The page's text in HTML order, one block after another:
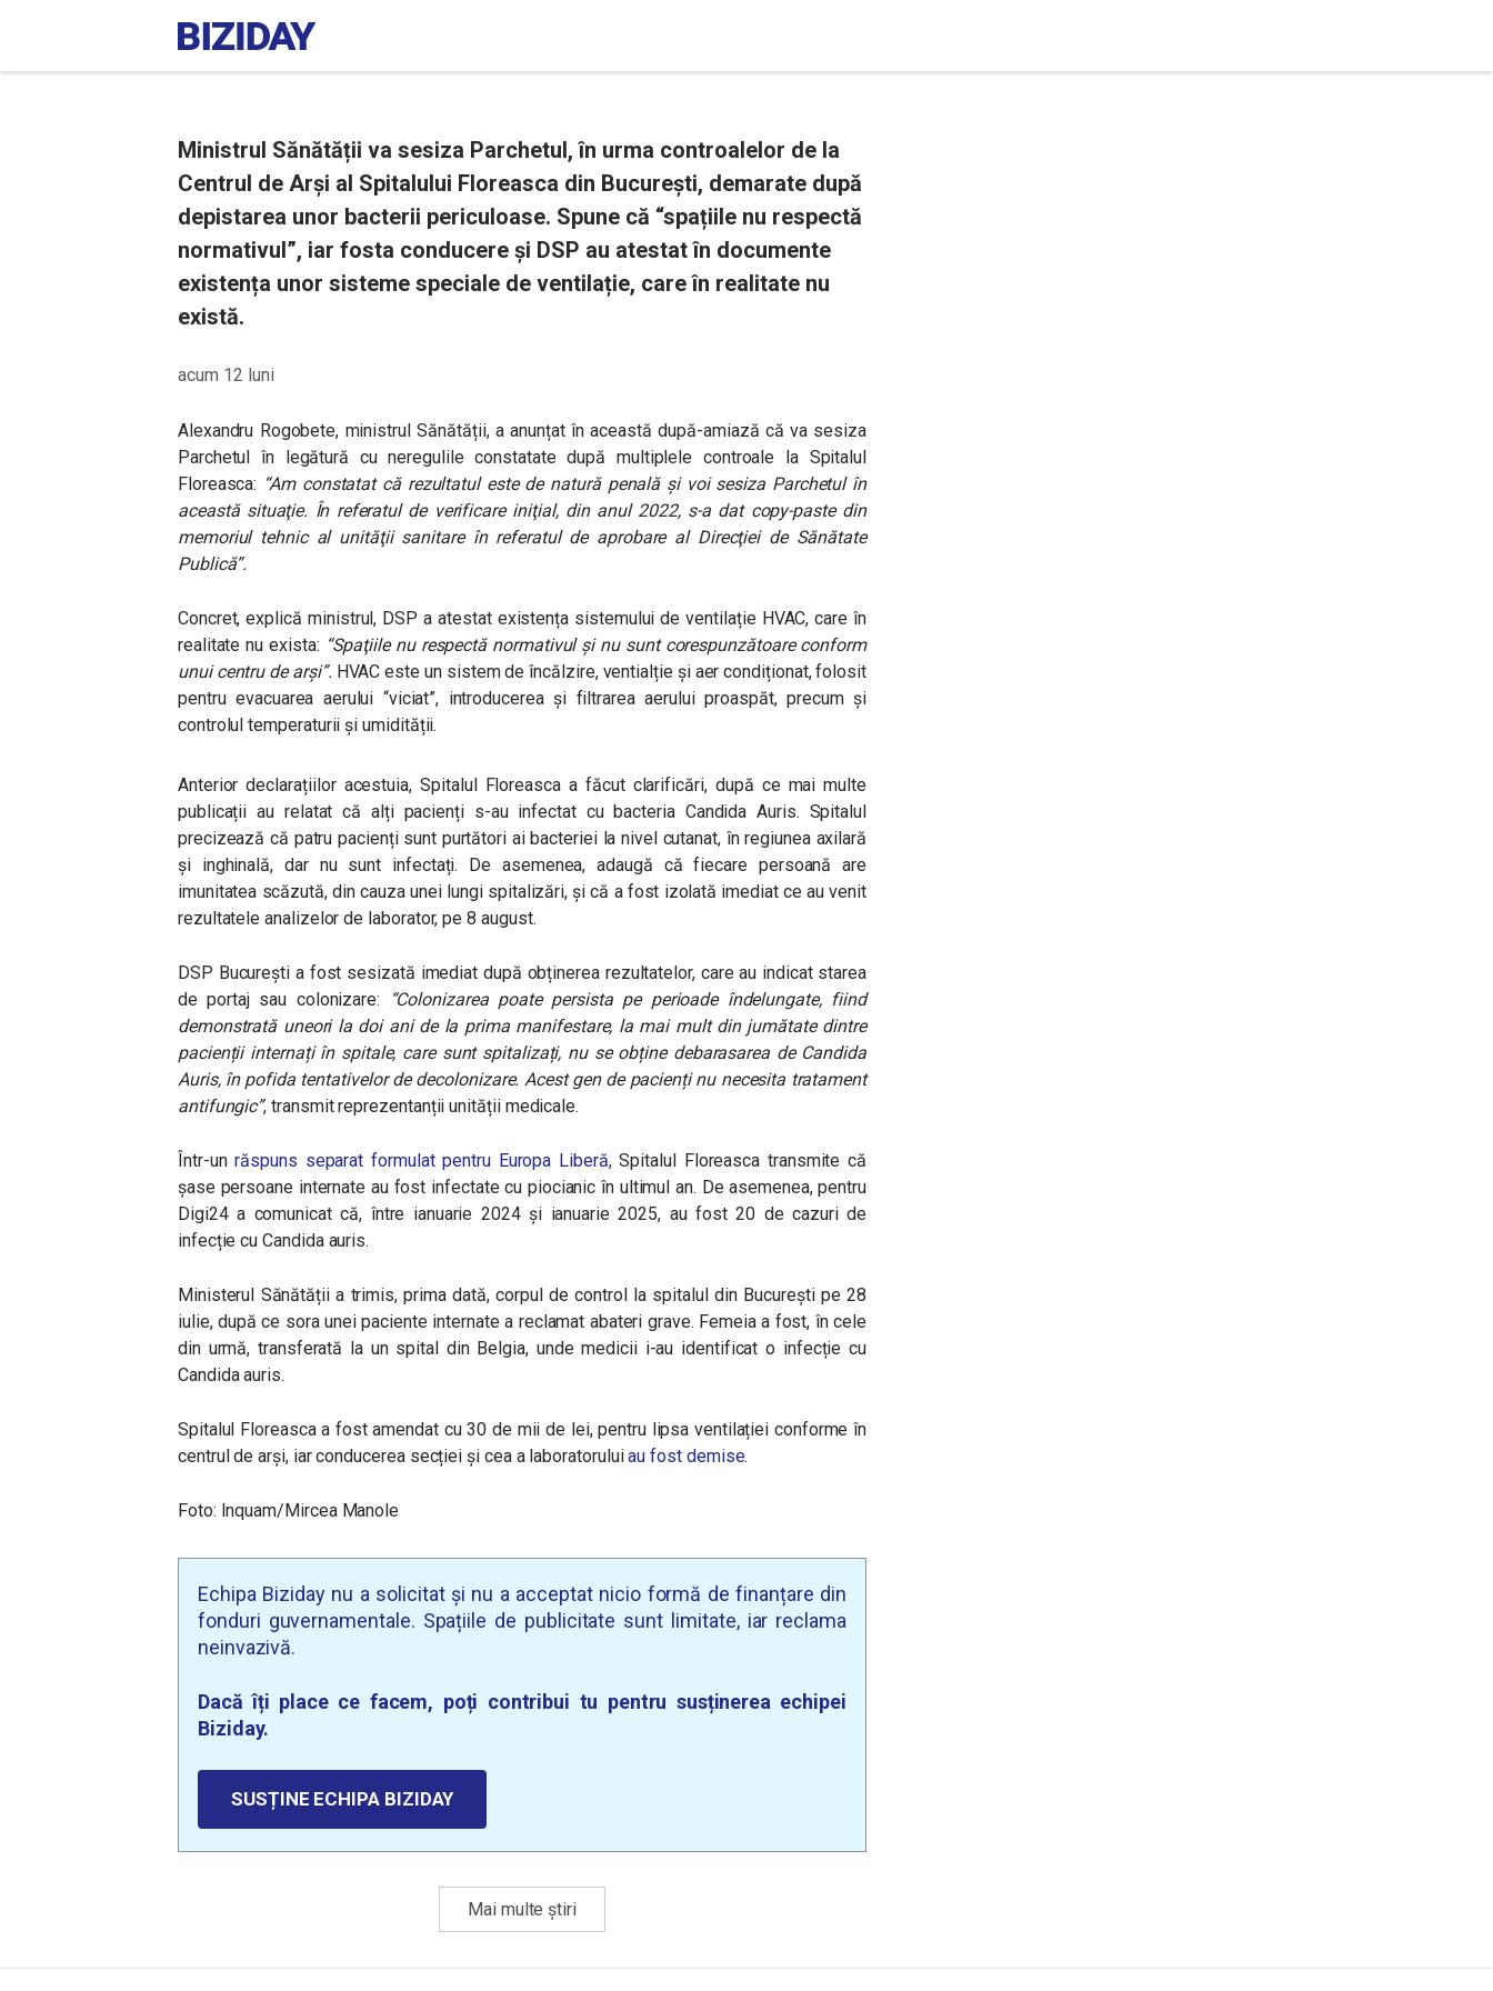
Ministrul Sănătății va sesiza Parchetul, în urma controalelor de la
Centrul de Arși al Spitalului Floreasca din București, demarate după
depistarea unor bacterii periculoase. Spune că “spațiile nu respectă
normativul”, iar fosta conducere și DSP au atestat în documente
existența unor sisteme speciale de ventilație, care în realitate nu
există.
acum 12 luni
Alexandru Rogobete, ministrul Sănătății, a anunțat în această după-amiază că va sesiza
Parchetul în legătură cu neregulile constatate după multiplele controale la Spitalul
Floreasca: “Am constatat că rezultatul este de natură penală şi voi sesiza Parchetul în
această situaţie. În referatul de verificare iniţial, din anul 2022, s-a dat copy-paste din
memoriul tehnic al unităţii sanitare în referatul de aprobare al Direcţiei de Sănătate
Publică”.
Concret, explică ministrul, DSP a atestat existența sistemului de ventilație HVAC, care în
realitate nu exista: “Spaţiile nu respectă normativul şi nu sunt corespunzătoare conform
unui centru de arşi”. HVAC este un sistem de încălzire, ventialție și aer condiționat, folosit
pentru evacuarea aerului “viciat”, introducerea și filtrarea aerului proaspăt, precum și
controlul temperaturii și umidității.
Anterior declarațiilor acestuia, Spitalul Floreasca a făcut clarificări, după ce mai multe
publicații au relatat că alți pacienți s-au infectat cu bacteria Candida Auris. Spitalul
precizează că patru pacienți sunt purtători ai bacteriei la nivel cutanat, în regiunea axilară
și inghinală, dar nu sunt infectați. De asemenea, adaugă că fiecare persoană are
imunitatea scăzută, din cauza unei lungi spitalizări, și că a fost izolată imediat ce au venit
rezultatele analizelor de laborator, pe 8 august.
DSP București a fost sesizată imediat după obținerea rezultatelor, care au indicat starea
de portaj sau colonizare: “Colonizarea poate persista pe perioade îndelungate, fiind
demonstrată uneori la doi ani de la prima manifestare, la mai mult din jumătate dintre
pacienții internați în spitale, care sunt spitalizați, nu se obține debarasarea de Candida
Auris, în pofida tentativelor de decolonizare. Acest gen de pacienți nu necesita tratament
antifungic”, transmit reprezentanții unității medicale.
Într-unrăspuns separat formulat pentru Europa Liberă, Spitalul Floreasca transmite că
șase persoane internate au fost infectate cu piocianic în ultimul an. De asemenea, pentru
Digi24 a comunicat că, între ianuarie 2024 și ianuarie 2025, au fost 20 de cazuri de
infecție cu Candida auris.
Ministerul Sănătății a trimis, prima dată, corpul de control la spitalul din București pe 28
iulie, după ce sora unei paciente internate a reclamat abateri grave. Femeia a fost, în cele
din urmă, transferată la un spital din Belgia, unde medicii i-au identificat o infecție cu
Candida auris.
Spitalul Floreasca a fost amendat cu 30 de mii de lei, pentru lipsa ventilației conforme în
centrul de arși, iar conducerea secției și cea a laboratoruluiau fost demise.
Foto: Inquam/Mircea Manole
Echipa Biziday nu a solicitat și nu a acceptat nicio formă de finanțare din
fonduri guvernamentale. Spațiile de publicitate sunt limitate, iar reclama
neinvazivă.
Dacă îți place ce facem, poți contribui tu pentru susținerea echipei
Biziday.
SUSȚINE ECHIPA BIZIDAY
Mai multe știri